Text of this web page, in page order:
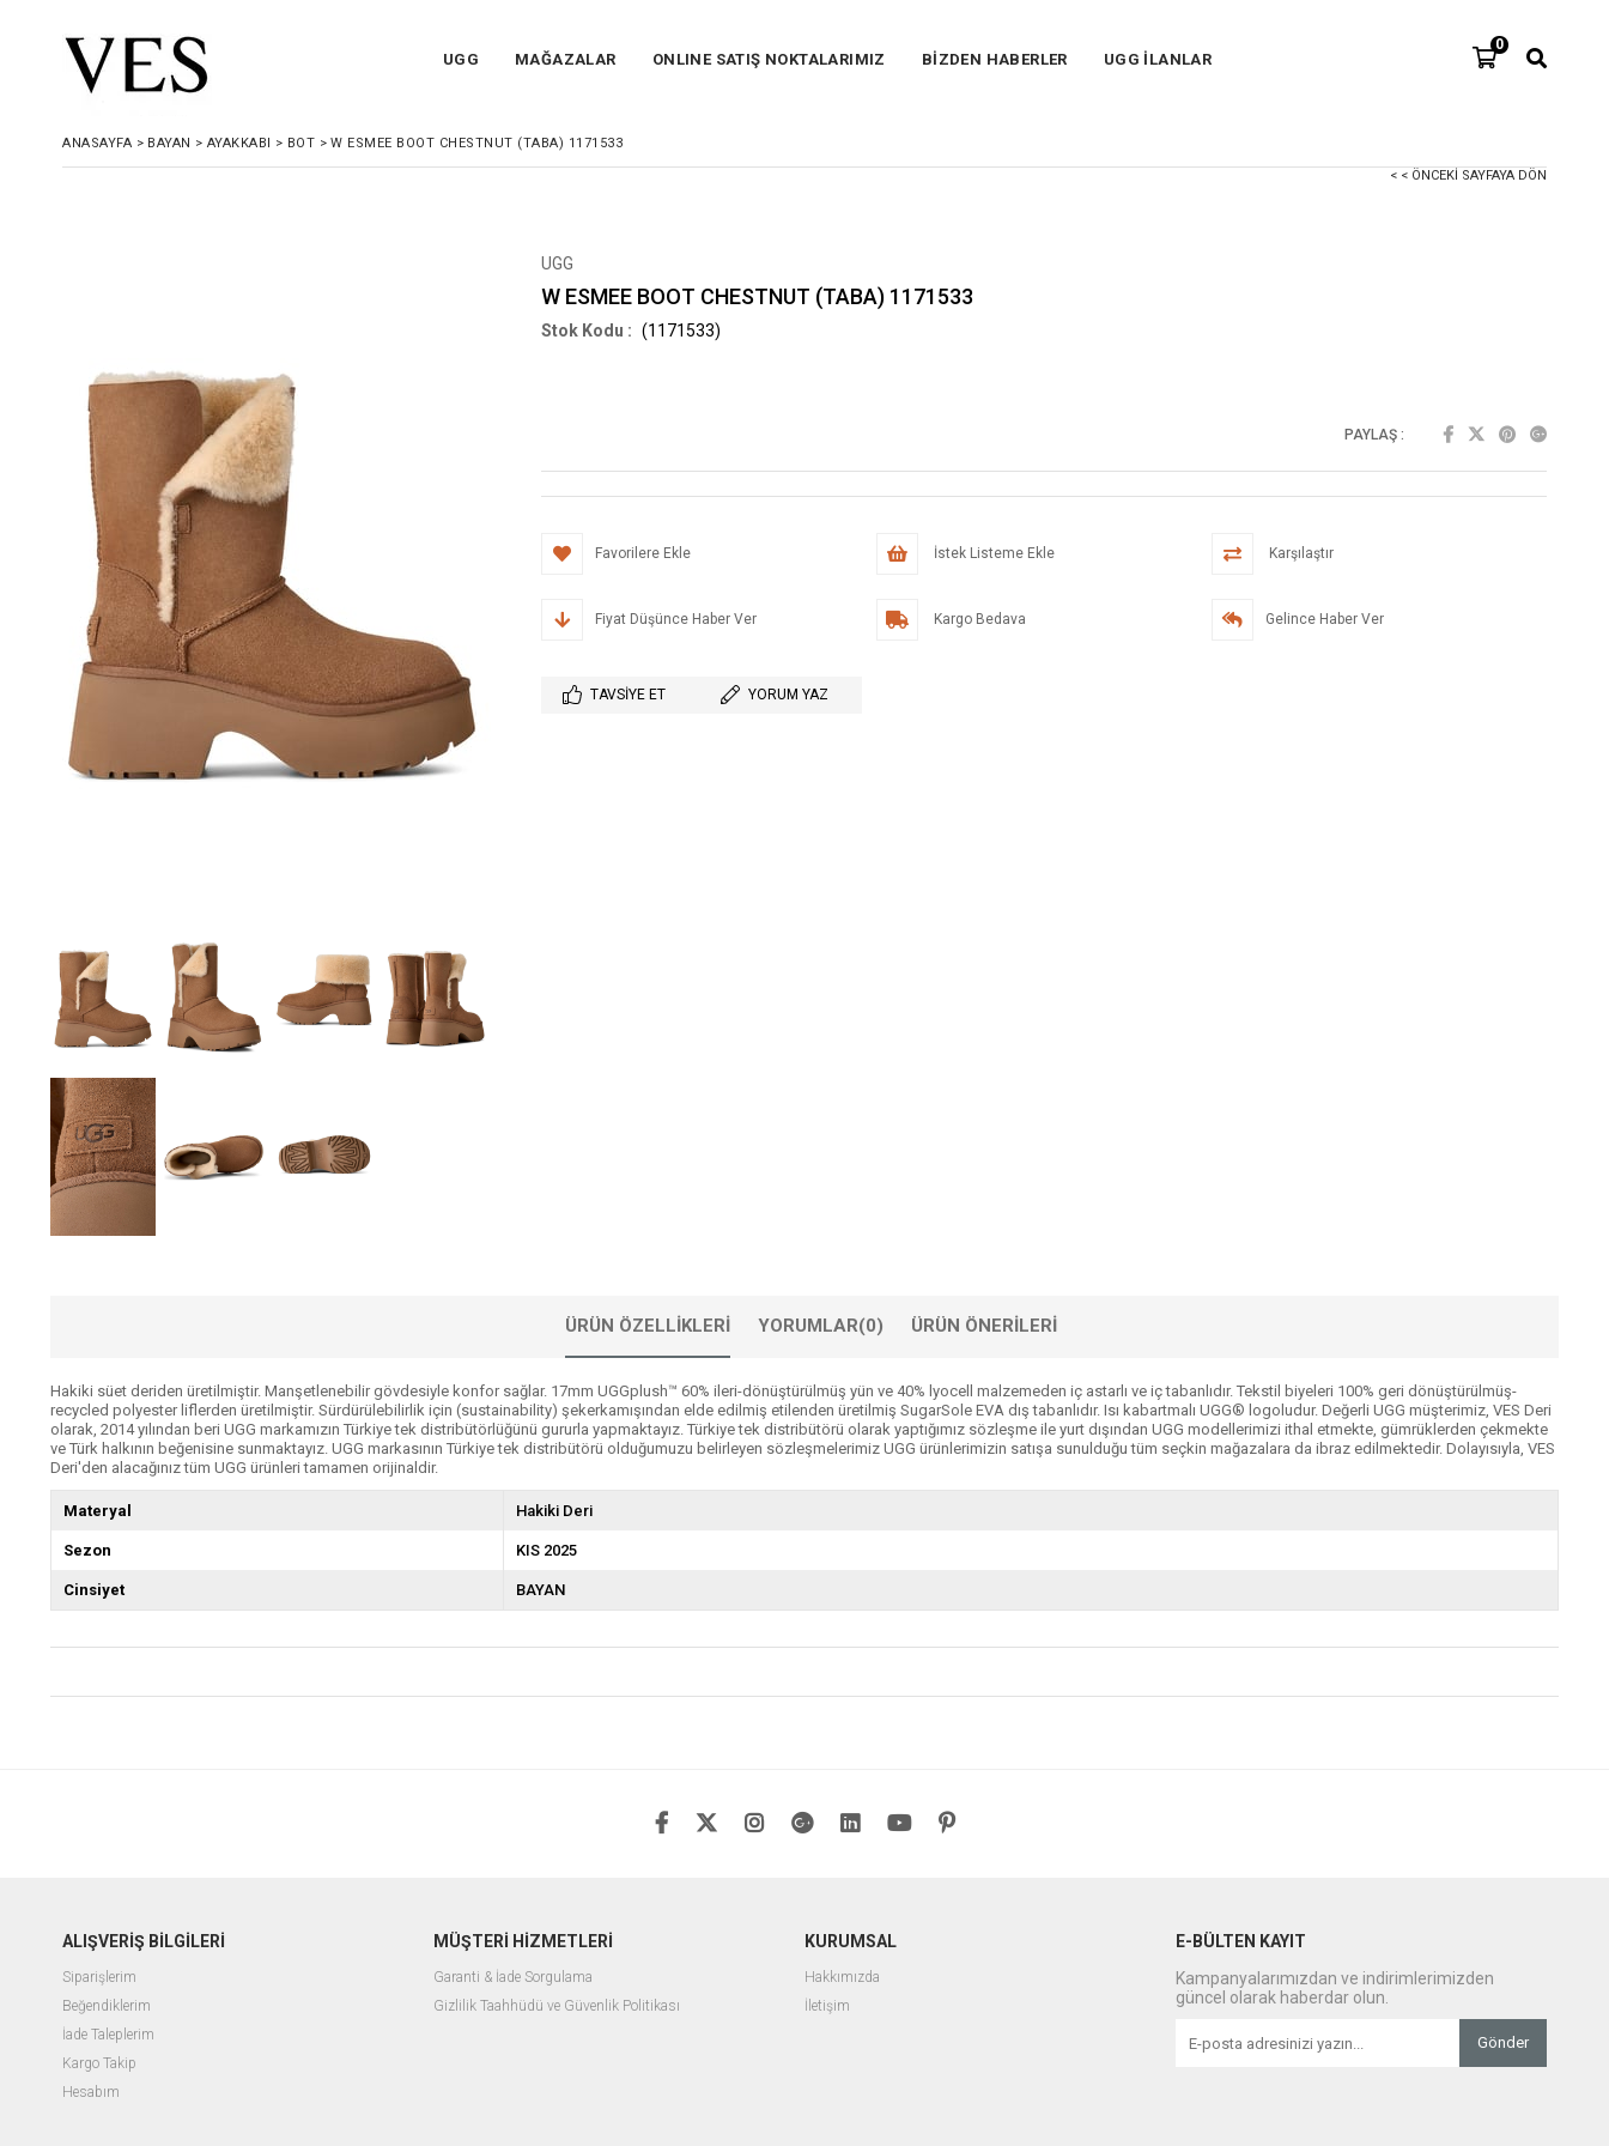
0
UGG MAĞAZALAR ONLINE SATIŞ NOKTALARIMIZ BİZDEN HABERLER UGG İLANLAR
ANASAYFA > BAYAN > AYAKKABI > BOT > W ESMEE BOOT CHESTNUT (TABA) 1171533
< < ÖNCEKI SAYFAYA DÖN
UGG
W ESMEE BOOT CHESTNUT (TABA) 1171533
(1171533)
PAYLAŞ :
Favorilere Ekle İstek Listeme Ekle Karşılaştır
Fiyat Düşünce Haber Ver Kargo Bedava Gelince Haber Ver
TAVSIYE ET YORUM YAZ
ÜRÜN ÖZELLIKLERI YORUMLAR(0) ÜRÜN ÖNERILERI
Hakiki süet deriden üretilmiştir. Manşetlenebilir gövdesiyle konfor sağlar. 17mm UGGplush™ 60% ileri-dönüştürülmüş yün ve 40% lyocell malzemeden iç astarlı ve iç tabanlıdır. Tekstil biyeleri 100% geri dönüştürülmüş-
recycled polyester liflerden üretilmiştir. Sürdürülebilirlik için (sustainability) şekerkamışından elde edilmiş etilenden üretilmiş SugarSole EVA dış tabanlıdır. Isı kabartmalı UGG® logoludur. Değerli UGG müşterimiz, VES Deri
olarak, 2014 yılından beri UGG markamızın Türkiye tek distribütörlüğünü gururla yapmaktayız. Türkiye tek distribütörü olarak yaptığımız sözleşme ile yurt dışından UGG modellerimizi ithal etmekte, gümrüklerden çekmekte
ve Türk halkının beğenisine sunmaktayız. UGG markasının Türkiye tek distribütörü olduğumuzu belirleyen sözleşmelerimiz UGG ürünlerimizin satışa sunulduğu tüm seçkin mağazalara da ibraz edilmektedir. Dolayısıyla, VES
Deri'den alacağınız tüm UGG ürünleri tamamen orijinaldir.
Materyal Hakiki Deri
Sezon KIS 2025
Cinsiyet BAYAN
ALIŞVERİŞ BİLGİLERİ
Siparişlerim
Beğendiklerim
İade Taleplerim
Kargo Takip
Hesabım
MÜŞTERİ HİZMETLERİ
Garanti & İade Sorgulama
Gizlilik Taahhüdü ve Güvenlik Politikası
KURUMSAL
Hakkımızda
İletişim
E-BÜLTEN KAYIT
Kampanyalarımızdan ve indirimlerimizden
güncel olarak haberdar olun.
Gönder